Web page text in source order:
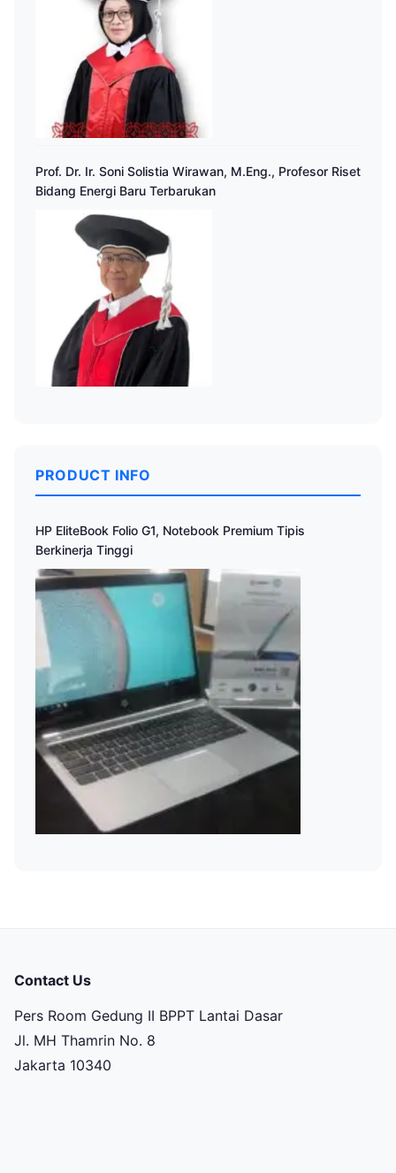
Prof. Dr. Ir. Soni Solistia Wirawan, M.Eng., Profesor Riset
Bidang Energi Baru Terbarukan
PRODUCT INFO
HP EliteBook Folio G1, Notebook Premium Tipis
Berkinerja Tinggi
Contact Us
Pers Room Gedung II BPPT Lantai Dasar
Jl. MH Thamrin No. 8
Jakarta 10340